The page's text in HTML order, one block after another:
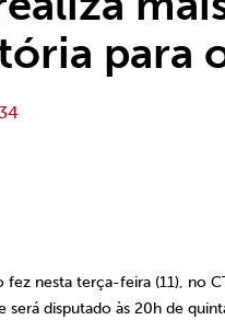
para
nesta terça-feira (11), no
será disputado às 20h de